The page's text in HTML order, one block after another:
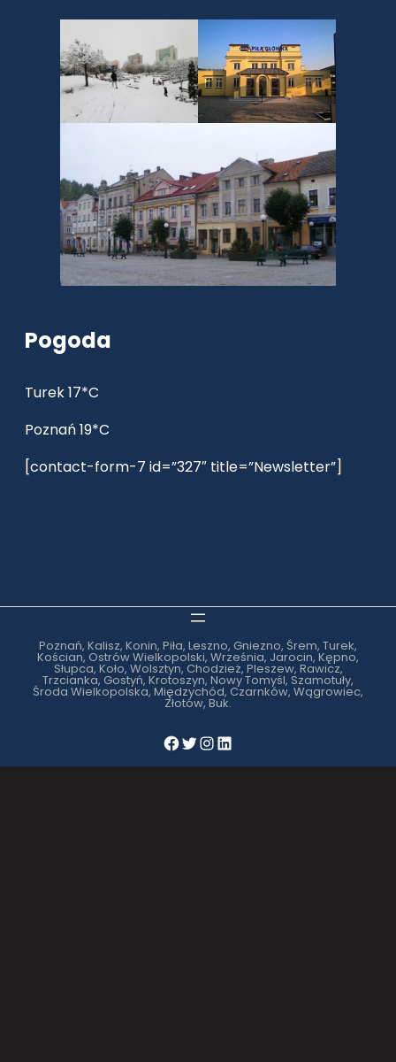
Pogoda
Turek 17*C
Poznań 19*C
[contact-form-7 id=”327″ title=”Newsletter”]
Poznań, Kalisz, Konin, Piła, Leszno, Gniezno, Śrem, Turek,
Kościan, Ostrów Wielkopolski, Września, Jarocin, Kępno,
Słupca, Koło, Wolsztyn, Chodzież, Pleszew, Rawicz,
Trzcianka, Gostyń, Krotoszyn, Nowy Tomyśl, Szamotuły,
Środa Wielkopolska, Międzychód, Czarnków, Wągrowiec,
Złotów, Buk.
Facebook Twitter Instagram LinkedIn